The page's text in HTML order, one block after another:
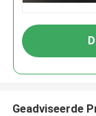
Geadviseerde